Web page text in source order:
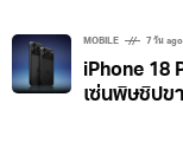
MOBILE 7 วัน ago
iPhone 18
เซ่นพิษชิปข